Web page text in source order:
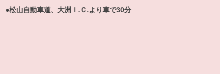
●松山自動車道、大洲Ｉ.Ｃ.より車で30分